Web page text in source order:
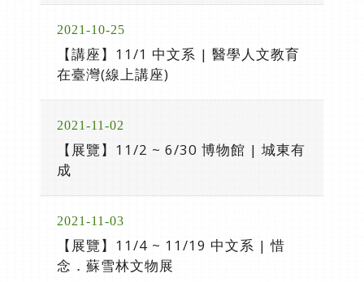
2021-10-25
【講座】11/1 中文系 | 醫學人文教育
在臺灣(線上講座)
2021-11-02
【展覽】11/2 ~ 6/30 博物館 | 城東有
成
2021-11-03
【展覽】11/4 ~ 11/19 中文系 | 惜
念．蘇雪林文物展